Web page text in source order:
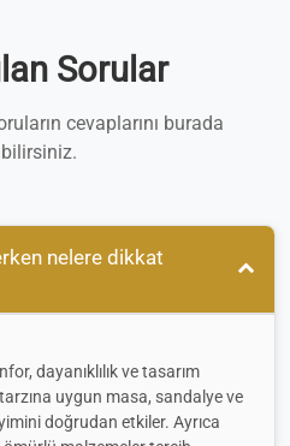
Sorular
cevaplarını burada
nelere dikkat
dayanıklılık ve tasarım
uygun masa, sandalye ve
doğrudan etkiler. Ayrıca